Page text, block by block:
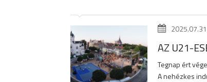
AZ U21-
Tegnap ért
A nehézkes